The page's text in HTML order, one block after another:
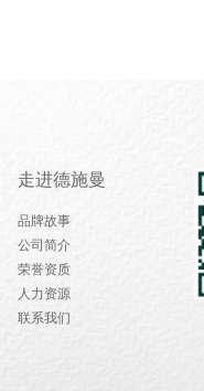
走进德施曼
品牌故事
公司简介
荣誉资质
人力资源
联系我们